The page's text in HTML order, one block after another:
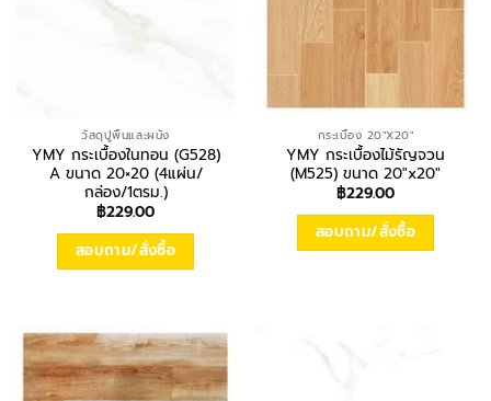
วัสดุปูพื้นและผนัง
YMY กระเบื้องในทอน (G528)
A ขนาด 20×20 (4แผ่น/
กล่อง/1ตรม.)
฿229.00
สอบถาม/สั่งซื้อ
กระเบื้อง 20"X20"
YMY กระเบื้องไม้รัญจวน
(M525) ขนาด 20″x20″
฿229.00
สอบถาม/สั่งซื้อ